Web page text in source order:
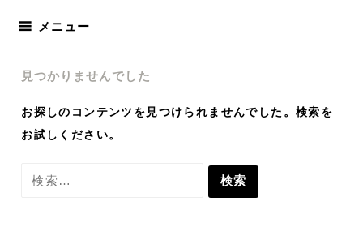
ス
メニュー
見つかりませんでした
お探しのコンテンツを見つけられませんでした。検索を
お試しください。
検